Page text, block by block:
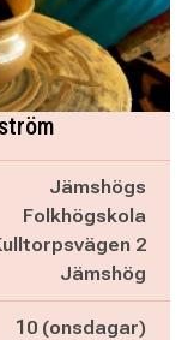
Jämshögs
Folkhögskola
2
Jämshög
10 (onsdagar)